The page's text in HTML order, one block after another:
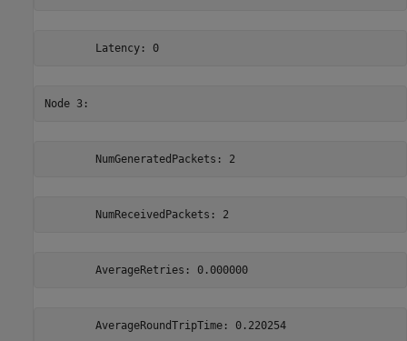
	Latency: 0
	AverageRetries: 0.000000
	AverageRoundTripTime: 0.220254